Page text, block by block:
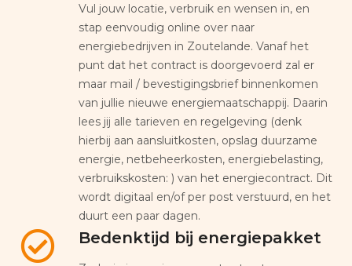
Vul jouw locatie, verbruik en wensen in, en
stap eenvoudig online over naar
energiebedrijven in Zoutelande. Vanaf het
punt dat het contract is doorgevoerd zal er
maar mail / bevestigingsbrief binnenkomen
van jullie nieuwe energiemaatschappij. Daarin
lees jij alle tarieven en regelgeving (denk
hierbij aan aansluitkosten, opslag duurzame
energie, netbeheerkosten, energiebelasting,
verbruikskosten: ) van het energiecontract. Dit
wordt digitaal en/of per post verstuurd, en het
duurt een paar dagen.
Bedenktijd bij energiepakket